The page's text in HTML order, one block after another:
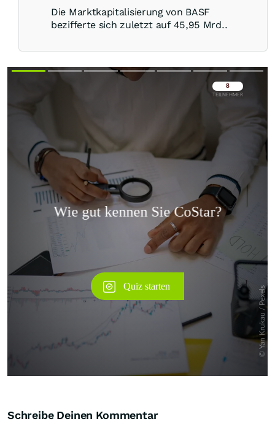
Die Marktkapitalisierung von BASF
bezifferte sich zuletzt auf 45,95 Mrd..
Überspringen
Schreibe Deinen Kommentar